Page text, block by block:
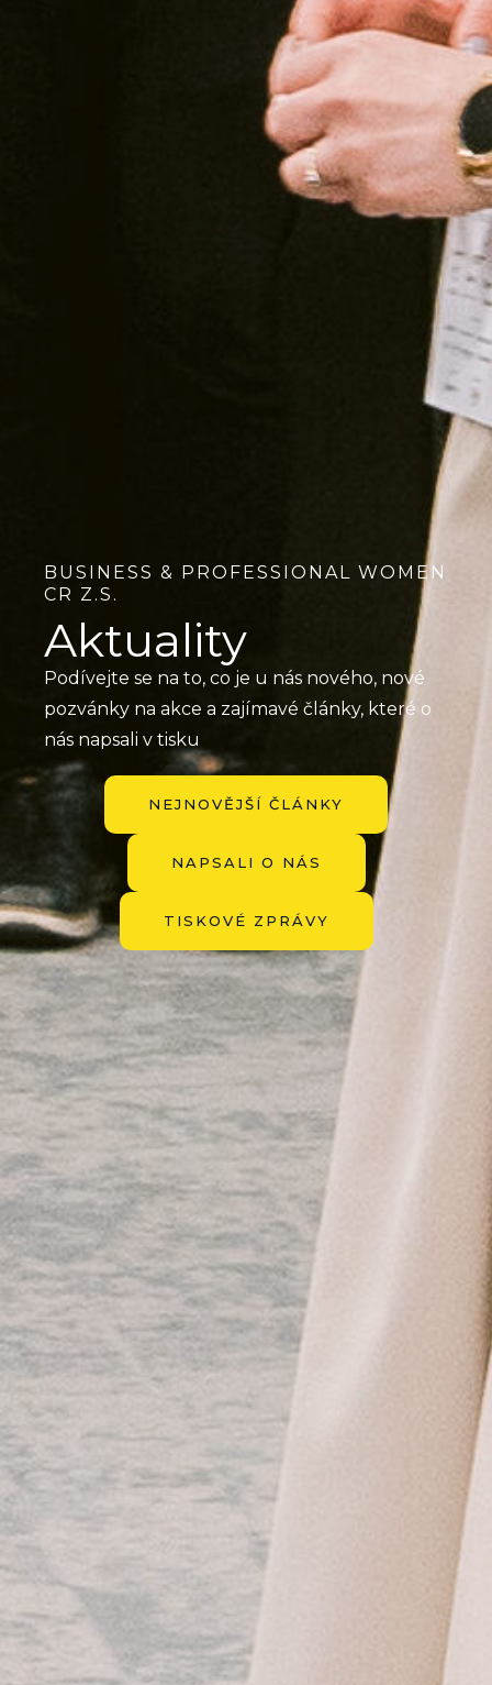
BUSINESS & PROFESSIONAL WOMEN
CR Z.S.
Aktuality
Podívejte se na to, co je u nás nového, nové
pozvánky na akce a zajímavé články, které o
nás napsali v tisku
NEJNOVĚJŠÍ ČLÁNKY
NAPSALI O NÁS
TISKOVÉ ZPRÁVY